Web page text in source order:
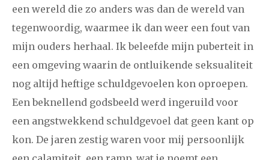
een wereld die zo anders was dan de wereld van
tegenwoordig, waarmee ik dan weer een fout van
mijn ouders herhaal. Ik beleefde mijn puberteit in
een omgeving waarin de ontluikende seksualiteit
nog altijd heftige schuldgevoelen kon oproepen.
Een beknellend godsbeeld werd ingeruild voor
een angstwekkend schuldgevoel dat geen kant op
kon. De jaren zestig waren voor mij persoonlijk